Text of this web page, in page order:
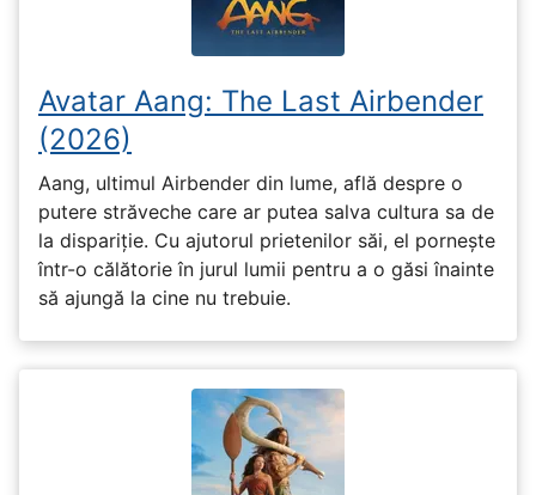
Avatar Aang: The Last Airbender
(2026)
Aang, ultimul Airbender din lume, află despre o
putere străveche care ar putea salva cultura sa de
la dispariție. Cu ajutorul prietenilor săi, el pornește
într-o călătorie în jurul lumii pentru a o găsi înainte
să ajungă la cine nu trebuie.